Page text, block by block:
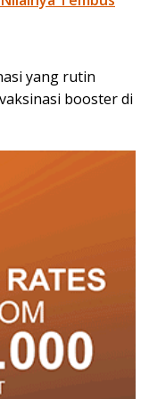
yang rutin
booster di